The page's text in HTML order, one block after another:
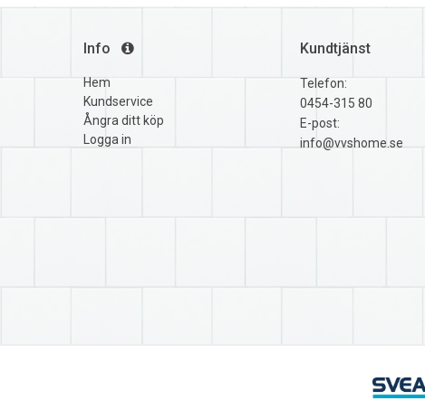
Info
Hem
Kundservice
Ångra ditt köp
Logga in
Kundtjänst
Telefon:
0454-315 80
E-post:
info@vvshome.se